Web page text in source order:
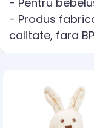
- Produs
calitate, fara